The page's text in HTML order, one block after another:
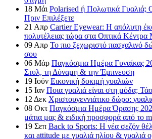
18 Μάι Polarised ή Πολωτικά
Πριν Επιλέξετε
21 Απρ Cartier Eyewear: Η απόλυτη
πολυτέλειας τώρα στα Οπτικά
09 Απρ Το πιο ξεχωριστό πασχαλινό
σου
06 Μάρ Παγκόσμια Ημέρα Γυναίκας
Στυλ, τη Δύναμη & την Έμπνευση
19 Ιούν Εικονική δοκιμή γυαλιών
15 Ιαν Ποια γυαλιά είναι στη μόδα;
12 Δεκ Χριστουγεννιάτικο δώρο:
08 Οκτ Παγκόσμια Ημέρα Όρασης
μάτια μας & ειδική προσφορά από το
19 Σεπ Back to Sports: Η νέα σεζόν
και attitude με γυαλιά ηλίου & γυαλιά